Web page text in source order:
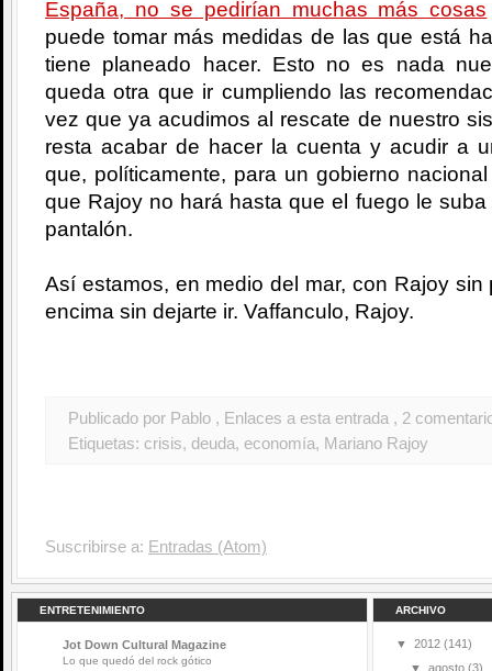
España, no se pedirían muchas más cosas
puede tomar más medidas de las que está
tiene planeado hacer. Esto no es nada
queda otra que ir cumpliendo las
vez que ya acudimos al rescate de nuestro
resta acabar de hacer la cuenta y acudir a
que, políticamente, para un gobierno
que Rajoy no hará hasta que el fuego le
pantalón.
Así estamos, en medio del mar, con Rajoy
encima sin dejarte ir. Vaffanculo, Rajoy.
Publicado por Pablo , Enlaces a esta entrada , 2
Etiquetas: crisis, deuda, economía, Mariano Rajoy
Suscribirse a: Entradas (Atom)
ENTRETENIMIENTO
Jot Down Cultural Magazine
Lo que quedó del rock gótico
ARCHIVO
▼ 2012 (141)
▼
agosto (3)